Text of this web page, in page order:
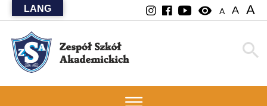
visibility A A A
LANG